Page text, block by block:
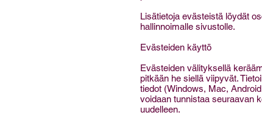
Lisätietoja evästeistä löydät
hallinnoimalle sivustolle.
Evästeiden käyttö
Evästeiden välityksellä
pitkään he siellä viipyvät.
tiedot (Windows, Mac,
voidaan tunnistaa seuraavan
uudelleen.